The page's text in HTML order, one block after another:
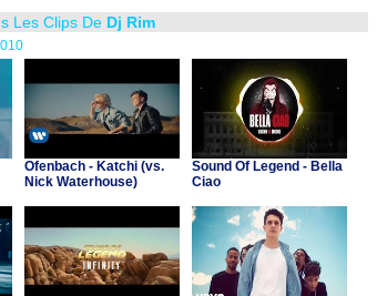
Les Clips De Dj Rim
Ofenbach - Katchi (vs.
Nick Waterhouse)
Sound Of Legend - Bella
Ciao